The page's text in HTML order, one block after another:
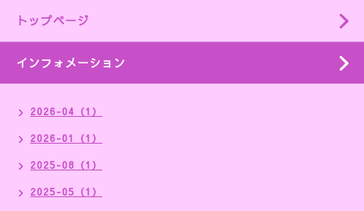
トップページ
インフォメーション
2026-04（1）
2026-01（1）
2025-08（1）
2025-05（1）